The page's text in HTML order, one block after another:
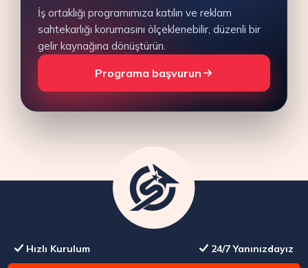
İş ortaklığı programımıza katılın ve reklam
sahtekarlığı korumasını ölçeklenebilir, düzenli bir
gelir kaynağına dönüştürün.
Programa başvurun
Hızlı Kurulum 24/7 Yanınızdayız